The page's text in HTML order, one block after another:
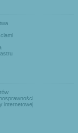
internetowej